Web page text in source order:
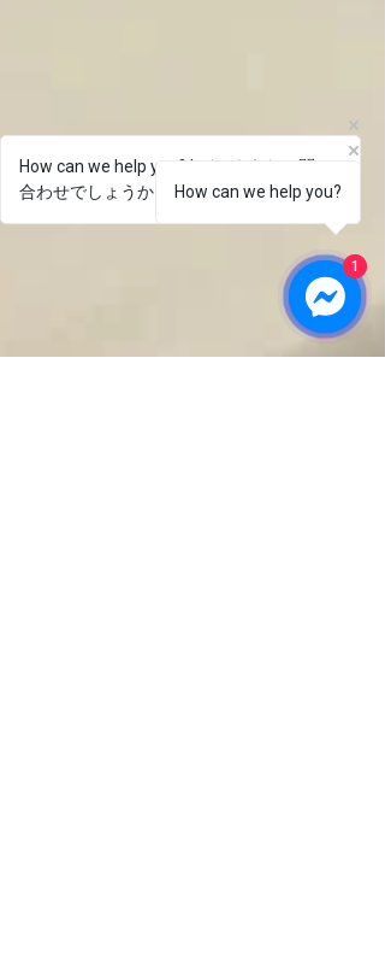
How can we help you? | どのようなお問い
合わせでしょうか？
1
How can we help you?
1